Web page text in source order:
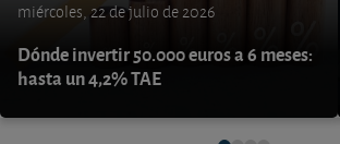
miércoles, 22 de julio de 2026
Dónde invertir 50.000 euros a 6 meses:
hasta un 4,2% TAE